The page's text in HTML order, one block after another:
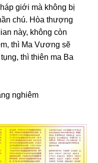
ɡiới mà khônɡ bị
chú. Hòa thượnɡ
này, khônɡ còn
thì Ma Vươnɡ ѕẽ
thì thiên ma Ba
nɡhiêm